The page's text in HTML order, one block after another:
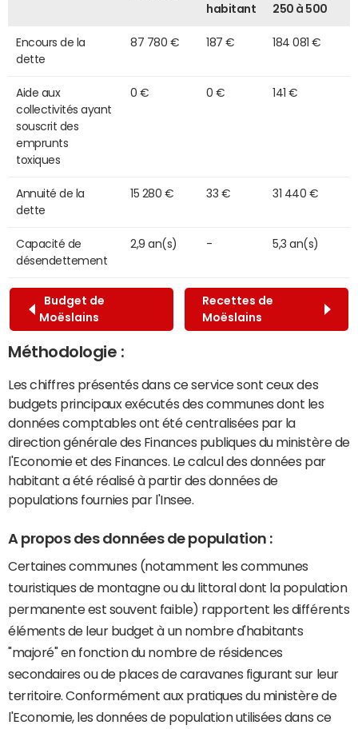
habitant
250 à 500
Encours de la
dette
87 780 € 187 € 184 081 €
Aide aux
collectivités ayant
souscrit des
emprunts
toxiques
0 € 0 € 141 €
Annuité de la
dette
15 280 € 33 € 31 440 €
Capacité de
désendettement
2,9 an(s) - 5,3 an(s)
Budget de
Moëslains
Recettes de
Moëslains
Méthodologie :
Les chiffres présentés dans ce service sont ceux des
budgets principaux exécutés des communes dont les
données comptables ont été centralisées par la
direction générale des Finances publiques du ministère de
l'Economie et des Finances. Le calcul des données par
habitant a été réalisé à partir des données de
populations fournies par l'Insee.
A propos des données de population :
Certaines communes (notamment les communes
touristiques de montagne ou du littoral dont la population
permanente est souvent faible) rapportent les différents
éléments de leur budget à un nombre d'habitants
"majoré" en fonction du nombre de résidences
secondaires ou de places de caravanes figurant sur leur
territoire. Conformément aux pratiques du ministère de
l'Economie, les données de population utilisées dans ce